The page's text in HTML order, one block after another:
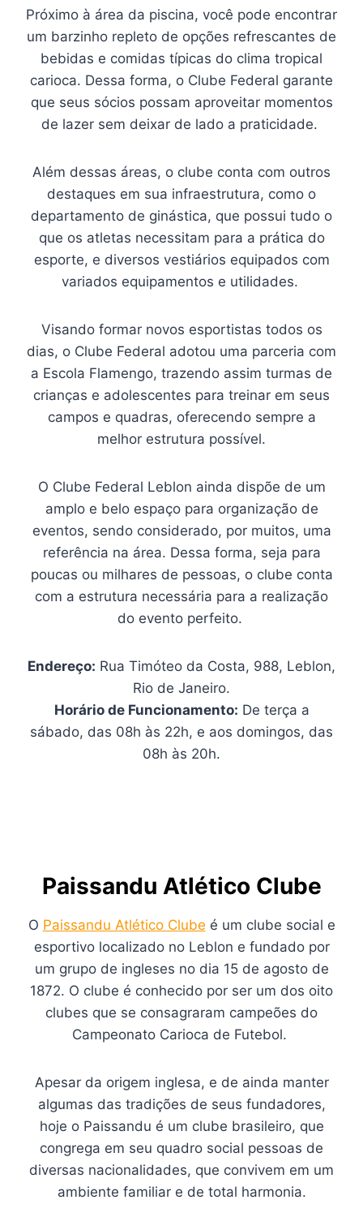
Próximo à área da piscina, você pode encontrar
um barzinho repleto de opções refrescantes de
bebidas e comidas típicas do clima tropical
carioca. Dessa forma, o Clube Federal garante
que seus sócios possam aproveitar momentos
de lazer sem deixar de lado a praticidade.
Além dessas áreas, o clube conta com outros
destaques em sua infraestrutura, como o
departamento de ginástica, que possui tudo o
que os atletas necessitam para a prática do
esporte, e diversos vestiários equipados com
variados equipamentos e utilidades.
Visando formar novos esportistas todos os
dias, o Clube Federal adotou uma parceria com
a Escola Flamengo, trazendo assim turmas de
crianças e adolescentes para treinar em seus
campos e quadras, oferecendo sempre a
melhor estrutura possível.
O Clube Federal Leblon ainda dispõe de um
amplo e belo espaço para organização de
eventos, sendo considerado, por muitos, uma
referência na área. Dessa forma, seja para
poucas ou milhares de pessoas, o clube conta
com a estrutura necessária para a realização
do evento perfeito.
Endereço: Rua Timóteo da Costa, 988, Leblon,
Rio de Janeiro.
Horário de Funcionamento: De terça a
sábado, das 08h às 22h, e aos domingos, das
08h às 20h.
Paissandu Atlético Clube
O Paissandu Atlético Clube é um clube social e
esportivo localizado no Leblon e fundado por
um grupo de ingleses no dia 15 de agosto de
1872. O clube é conhecido por ser um dos oito
clubes que se consagraram campeões do
Campeonato Carioca de Futebol.
Apesar da origem inglesa, e de ainda manter
algumas das tradições de seus fundadores,
hoje o Paissandu é um clube brasileiro, que
congrega em seu quadro social pessoas de
diversas nacionalidades, que convivem em um
ambiente familiar e de total harmonia.